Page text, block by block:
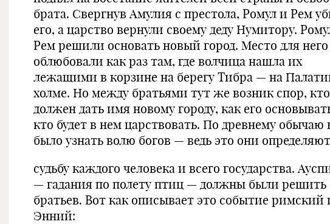
брата. Свергнув Амулия с престола, Ромул и Рем
его, а царство вернули своему деду Нумитору.
Рем решили основать новый город. Место для
облюбовали как раз там, где волчица нашла их
лежащими в корзине на берегу Тибра — на
холме. Но между братьями тут же возник спор, кто
должен дать имя новому городу, как его
кто будет в нем царствовать. По древнему обычаю
было узнать волю богов — ведь это они определяют
судьбу каждого человека и всего государства.
— гадания по полету птиц — должны были решить
братьев. Вот как описывает это событие римский
Энний: